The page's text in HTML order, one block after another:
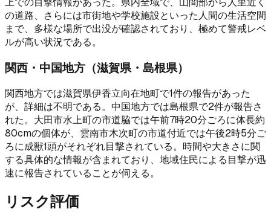
の道路、さらには市街地や学校施設といった人間の生活空間
まで、多様な場所で出没が確認されており、極めて警戒レベ
ルが高い状況である。
関西・中国地方（滋賀県・島根県）
関西地方では滋賀県伊香立向在地町で1件の報告があった
が、詳細は不明である。中国地方では島根県で2件が報告さ
れた。大田市水上町の市道脇では午前7時20分ごろに体長約
80cmの個体が、雲南市木次町の市道付近では午後2時5分ご
ろに成獣1頭がそれぞれ目撃されている。時間や大きさに関
する具体的な情報が含まれており、地域住民による目撃が迅
速に報告されていることが伺える。
リスク評価